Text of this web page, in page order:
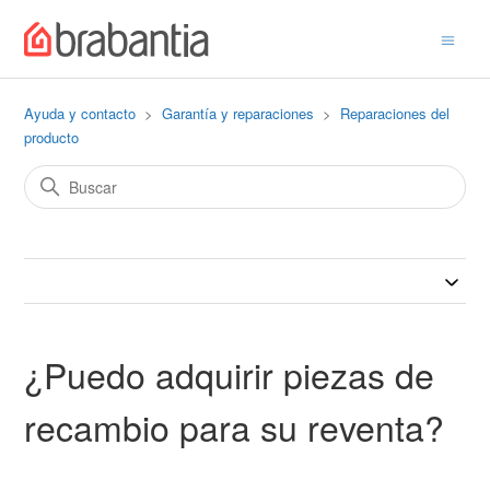
Ayuda y contacto Garantía y reparaciones
Reparaciones del
producto
¿Puedo adquirir piezas de
recambio para su reventa?